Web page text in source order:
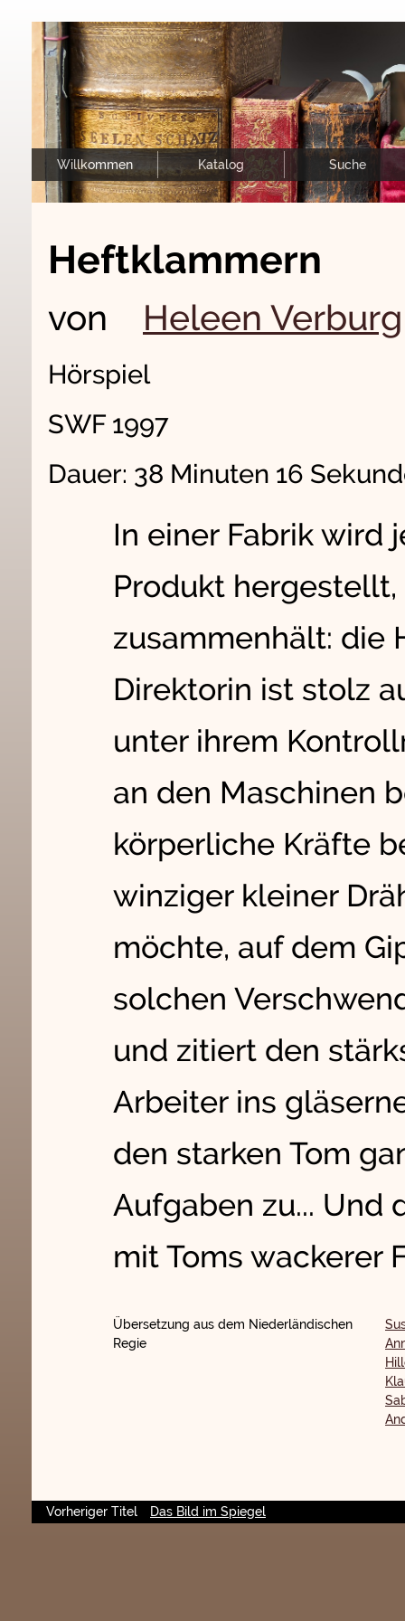
Willkommen Katalog Suche
Heftklammern
von Heleen Verburg
Hörspiel
SWF 1997
Dauer: 38 Minuten 16
In einer Fabrik wird
Produkt
zusammenhält: die
Direktorin ist stolz
unter ihrem
an den Maschinen
körperliche Kräfte
winziger kleiner
möchte, auf dem
solchen
und zitiert den
Arbeiter ins
den starken Tom
Aufgaben zu... Und
mit Toms wackerer
Übersetzung aus dem Niederländischen
Regie
Vorheriger Titel Das Bild im Spiegel